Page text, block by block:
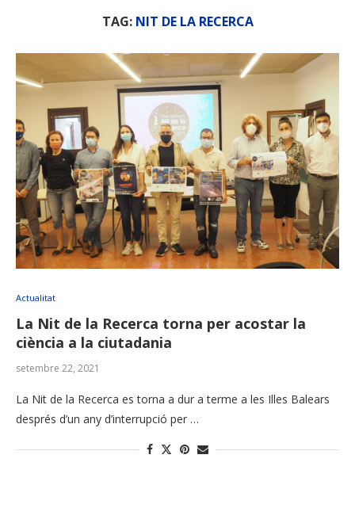
TAG: NIT DE LA RECERCA
Actualitat
La Nit de la Recerca torna per acostar la
ciència a la ciutadania
setembre 22, 2021
La Nit de la Recerca es torna a dur a terme a les Illes Balears
després d’un any d’interrupció per …